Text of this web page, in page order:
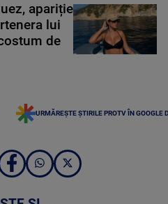
apariție
lui
de
URMĂREȘTE ȘTIRILE PROTV ÎN GOOGLE